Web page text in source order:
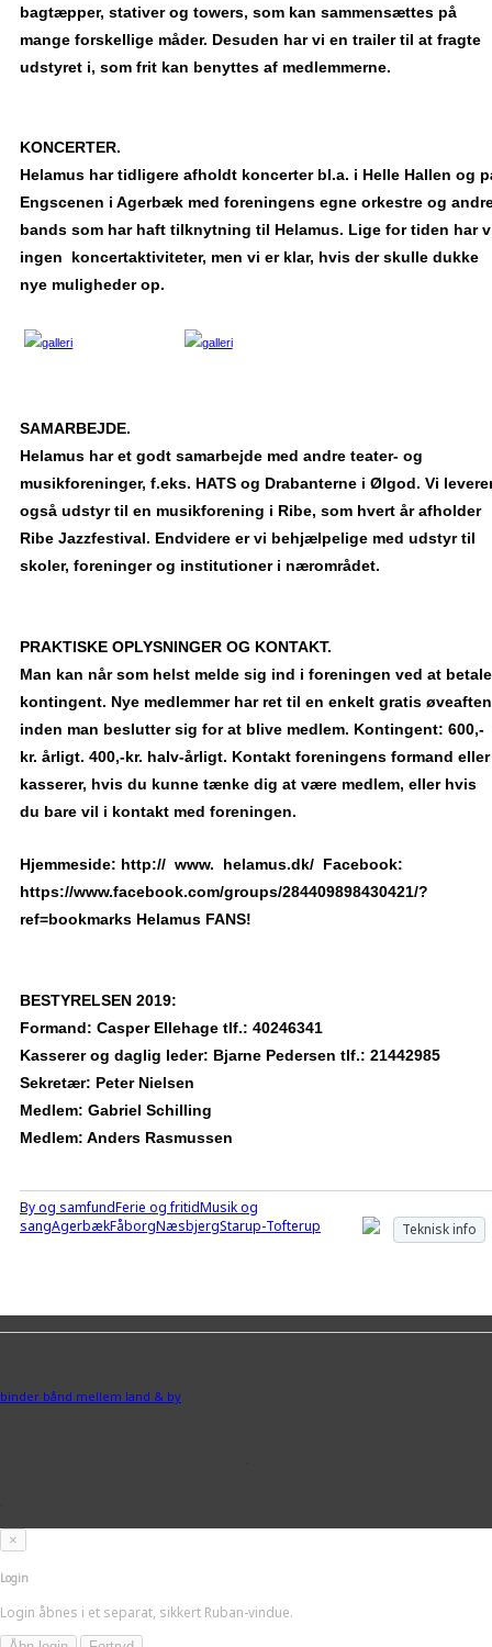
bagtæpper, stativer og towers, som kan sammensættes på
mange forskellige måder. Desuden har vi en trailer til at fragte
udstyret i, som frit kan benyttes af medlemmerne.
KONCERTER.
Helamus har tidligere afholdt koncerter bl.a. i Helle Hallen og
Engscenen i Agerbæk med foreningens egne orkestre og
bands som har haft tilknytning til Helamus. Lige for tiden har
ingen koncertaktiviteter, men vi er klar, hvis der skulle dukke
nye muligheder op.
SAMARBEJDE.
Helamus har et godt samarbejde med andre teater- og
musikforeninger, f.eks. HATS og Drabanterne i Ølgod. Vi
også udstyr til en musikforening i Ribe, som hvert år afholder
Ribe Jazzfestival. Endvidere er vi behjælpelige med udstyr til
skoler, foreninger og institutioner i nærområdet.
PRAKTISKE OPLYSNINGER OG KONTAKT.
Man kan når som helst melde sig ind i foreningen ved at betale
kontingent. Nye medlemmer har ret til en enkelt gratis
inden man beslutter sig for at blive medlem. Kontingent: 600,-
kr. årligt. 400,-kr. halv-årligt. Kontakt foreningens formand eller
kasserer, hvis du kunne tænke dig at være medlem, eller hvis
du bare vil i kontakt med foreningen.
Hjemmeside: http:// www. helamus.dk/ Facebook:
https://www.facebook.com/groups/284409898430421/?
ref=bookmarks Helamus FANS!
BESTYRELSEN 2019:
Formand: Casper Ellehage tlf.: 40246341
Kasserer og daglig leder: Bjarne Pedersen tlf.: 21442985
Sekretær: Peter Nielsen
Medlem: Gabriel Schilling
Medlem: Anders Rasmussen
By og samfundFerie og fritidMusik og
sangAgerbækFåborgNæsbjergStarup-Tofterup Teknisk info
binder bånd mellem land & by
×
Login
Login åbnes i et separat, sikkert Ruban-vindue.